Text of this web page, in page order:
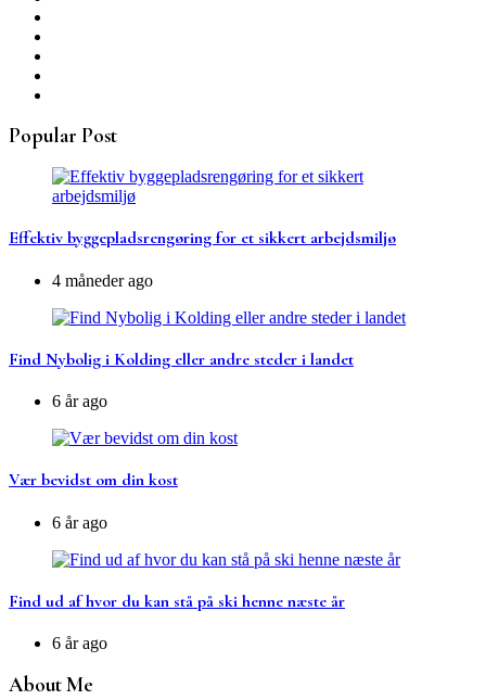
Popular Post
Effektiv byggepladsrengøring for et sikkert arbejdsmiljø
4 måneder ago
Find Nybolig i Kolding eller andre steder i landet
6 år ago
Vær bevidst om din kost
6 år ago
Find ud af hvor du kan stå på ski henne næste år
6 år ago
About Me